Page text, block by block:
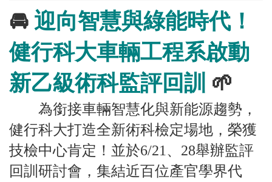
🚘 迎向智慧與綠能時代！
健行科大車輛工程系啟動
新乙級術科監評回訓 🌱
為銜接車輛智慧化與新能源趨勢，
健行科大打造全新術科檢定場地，榮獲
技檢中心肯定！並於6/21、28舉辦監評
回訓研討會，集結近百位產官學界代